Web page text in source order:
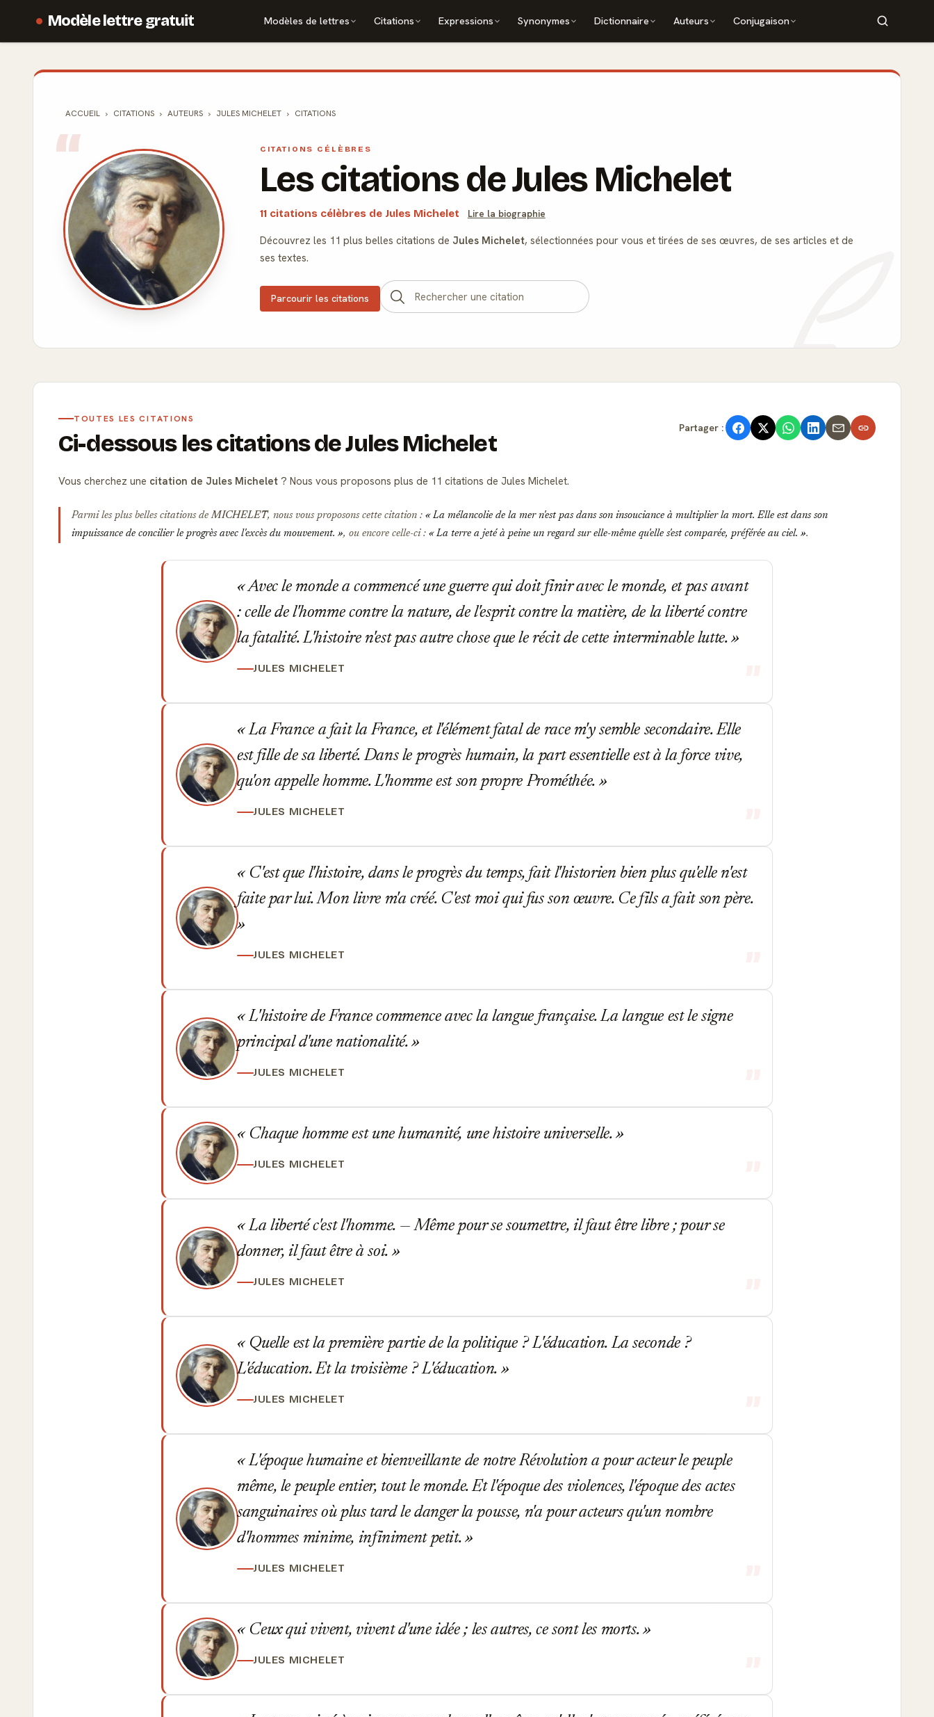
Modèle lettre gratuit Modèles de lettres Citations Expressions Synonymes Dictionnaire Auteurs Conjugaison
ACCUEIL CITATIONS AUTEURS JULES MICHELET CITATIONS
CITATIONS CÉLÈBRES
Les citations de Jules Michelet
11 citations célèbres de Jules Michelet Lire la biographie
Découvrez les 11 plus belles citations de Jules Michelet, sélectionnées pour vous et tirées de ses œuvres, de ses articles et de
ses textes.
Parcourir les citations
TOUTES LES CITATIONS
Ci-dessous les citations de Jules Michelet
Partager :
Vous cherchez une citation de Jules Michelet ? Nous vous proposons plus de 11 citations de Jules Michelet.
Parmi les plus belles citations deMICHELET, nous vous proposons cette citation :
La mélancolie de la mer n'est pas dans son insouciance à multiplier la mort. Elle est dans son
impuissance de concilier le progrès avec l'excès du mouvement.
, ou encore celle-ci : La terre a jeté à peine un regard sur elle-même qu'elle s'est comparée, préférée au ciel. .
Avec le monde a commencé une guerre qui doit finir avec le monde, et pas avant
: celle de l'homme contre la nature, de l'esprit contre la matière, de la liberté contre
la fatalité. L'histoire n'est pas autre chose que le récit de cette interminable lutte.
JULES MICHELET
La France a fait la France, et l'élément fatal de race m'y semble secondaire. Elle
est fille de sa liberté. Dans le progrès humain, la part essentielle est à la force vive,
qu'on appelle homme. L'homme est son propre Prométhée.
JULES MICHELET
C'est que l'histoire, dans le progrès du temps, fait l'historien bien plus qu'elle n'est
faite par lui. Mon livre m'a créé. C'est moi qui fus son œuvre. Ce fils a fait son père.
JULES MICHELET
L'histoire de France commence avec la langue française. La langue est le signe
principal d'une nationalité.
JULES MICHELET
Chaque homme est une humanité, une histoire universelle.
JULES MICHELET
La liberté c'est l'homme. — Même pour se soumettre, il faut être libre ; pour se
donner, il faut être à soi.
JULES MICHELET
Quelle est la première partie de la politique ? L'éducation. La seconde ?
L'éducation. Et la troisième ? L'éducation.
JULES MICHELET
L'époque humaine et bienveillante de notre Révolution a pour acteur le peuple
même, le peuple entier, tout le monde. Et l'époque des violences, l'époque des actes
sanguinaires où plus tard le danger la pousse, n'a pour acteurs qu'un nombre
d'hommes minime, infiniment petit.
JULES MICHELET
Ceux qui vivent, vivent d'une idée ; les autres, ce sont les morts.
JULES MICHELET